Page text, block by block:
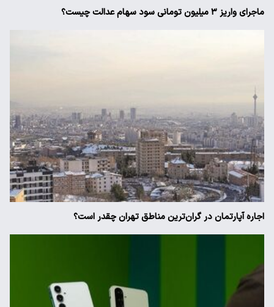
ماجرای واریز ۳ میلیون تومانی سود سهام عدالت چیست؟
اجاره آپارتمان در گران‌ترین مناطق تهران چقدر است؟